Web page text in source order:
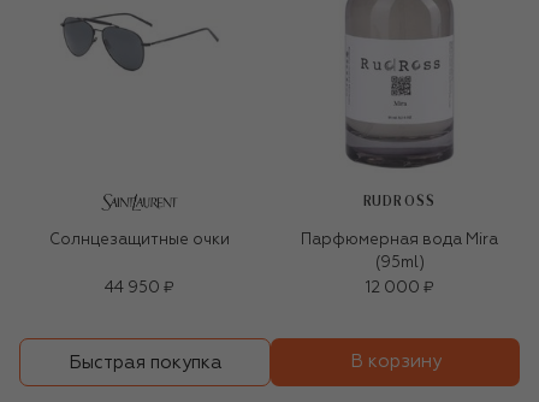
Солнцезащитные очки
44 950 ₽
RUDROSS
Парфюмерная вода Mira
(95ml)
12 000 ₽
Быстрая покупка В корзину